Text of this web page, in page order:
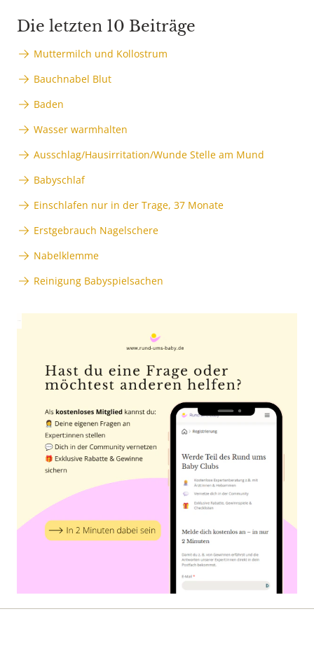
Die letzten 10 Beiträge
Muttermilch und Kollostrum
Bauchnabel Blut
Baden
Wasser warmhalten
Ausschlag/Hausirritation/Wunde Stelle am Mund
Babyschlaf
Einschlafen nur in der Trage, 37 Monate
Erstgebrauch Nagelschere
Nabelklemme
Reinigung Babyspielsachen